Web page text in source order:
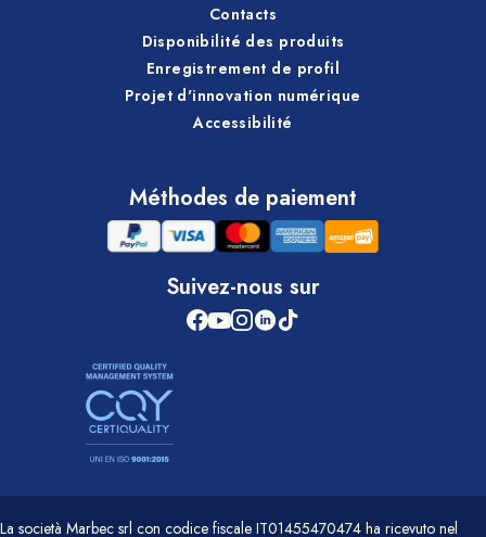
Contacts
Disponibilité des produits
Enregistrement de profil
Projet d'innovation numérique
Accessibilité
Méthodes de paiement
Suivez-nous sur
La società Marbec srl con codice fiscale IT01455470474 ha ricevuto nel